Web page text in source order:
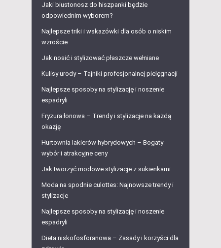
Jaki biustonosz do hiszpanki będzie
odpowiednim wyborem?
Najlepsze triki i wskazówki dla osób o niskim
wzroście
Jak nosić i stylizować płaszcze wełniane
Kulisy urody – Tajniki profesjonalnej pielęgnacji
Najlepsze sposoby na stylizację i noszenie
espadryli
Fryzura łonowa – Trendy i stylizacje na każdą
okazję
Hurtownia lakierów hybrydowych – Bogaty
wybór i atrakcyjne ceny
Jak tworzyć modowe stylizacje z sukienkami
Moda na spodnie culottes: Najnowsze trendy i
stylizacje
Najlepsze sposoby na stylizację i noszenie
espadryli
Dieta niskofosforanowa – Zasady i korzyści dla